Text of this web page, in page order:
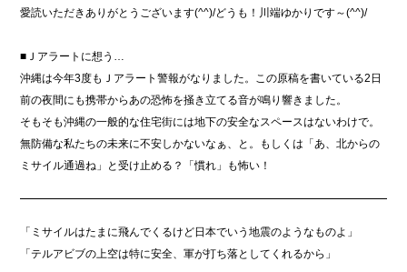
愛読いただきありがとうございます(^^)/どうも！川端ゆかりです～(^^)/
■Ｊアラートに想う…
沖縄は今年3度もＪアラート警報がなりました。この原稿を書いている2日
前の夜間にも携帯からあの恐怖を掻き立てる音が鳴り響きました。
そもそも沖縄の一般的な住宅街には地下の安全なスペースはないわけで。
無防備な私たちの未来に不安しかないなぁ、と。もしくは「あ、北からの
ミサイル通過ね」と受け止める？「慣れ」も怖い！
「ミサイルはたまに飛んでくるけど日本でいう地震のようなものよ」
「テルアビブの上空は特に安全、軍が打ち落としてくれるから」